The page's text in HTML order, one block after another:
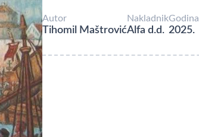
Autor
Tihomil Maštrović
Nakladnik
Alfa d.d.
Godina
2025.